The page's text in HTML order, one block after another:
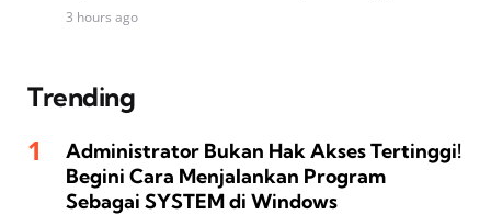
3 hours ago
Trending
Administrator Bukan Hak Akses Tertinggi!
Begini Cara Menjalankan Program
Sebagai SYSTEM di Windows